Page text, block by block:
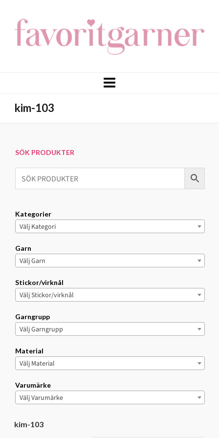
kim-103
kim-103
SÖK PRODUKTER
Kategorier
Välj Kategori
Garn
Välj Garn
Stickor/virknål
Välj Stickor/virknål
Garngrupp
Välj Garngrupp
Material
Välj Material
Varumärke
Välj Varumärke